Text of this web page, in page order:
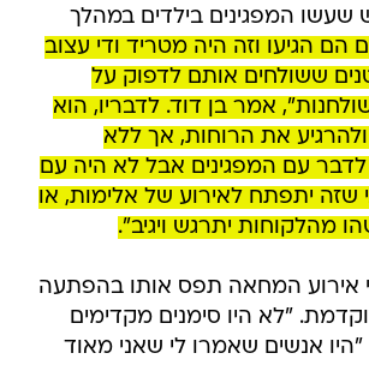
שעשו המפגינים בילדים במהלך
הם הגיעו וזה היה מטריד ודי עצוב
ששולחים אותם לדפוק על
אמר בן דוד. לדבריו, הוא
ולהרגיע את הרוחות, אך ללא
לדבר עם המפגינים אבל לא היה עם
שזה יתפתח לאירוע של אלימות, או
מהלקוחות יתרגש ויגיב".
אירוע המחאה תפס אותו בהפתעה
"לא היו סימנים מקדימים
"היו אנשים שאמרו לי שאני מאוד